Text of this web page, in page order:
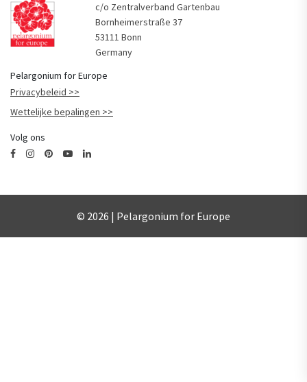
c/o Zentralverband Gartenbau
Bornheimerstraße 37
53111 Bonn
Germany
Pelargonium for Europe
Privacybeleid
Wettelijke bepalingen
Volg ons
© 2026 | Pelargonium for Europe